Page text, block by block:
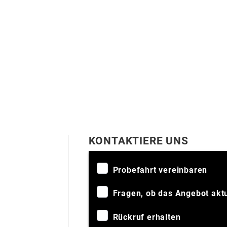
KONTAKTIERE UNS
Probefahrt vereinbaren
Fragen, ob das Angebot
Rückruf erhalten